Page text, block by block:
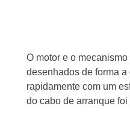
O motor e o
desenhados de forma
rapidamente com um
do cabo de arranque